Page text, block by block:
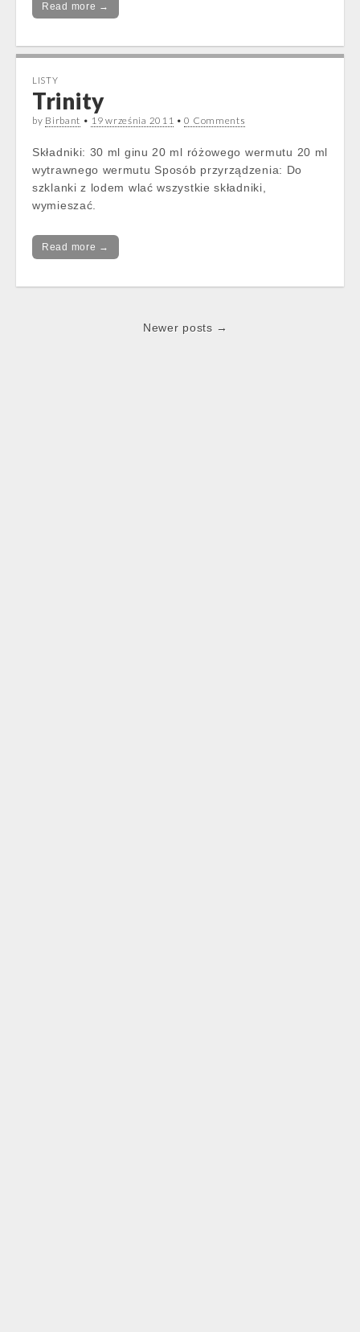
Read more →
LISTY
Trinity
by Birbant • 19 września 2011 •0 Comments
Składniki: 30 ml ginu 20 ml różowego wermutu 20 ml
wytrawnego wermutu Sposób przyrządzenia: Do
szklanki z lodem wlać wszystkie składniki,
wymieszać.
Read more →
Newer posts →